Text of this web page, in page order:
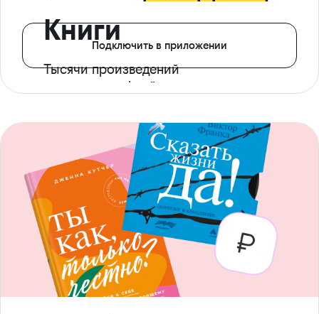
Книги
Тысячи произведений
с доступом офлайн
Подключить в приложении